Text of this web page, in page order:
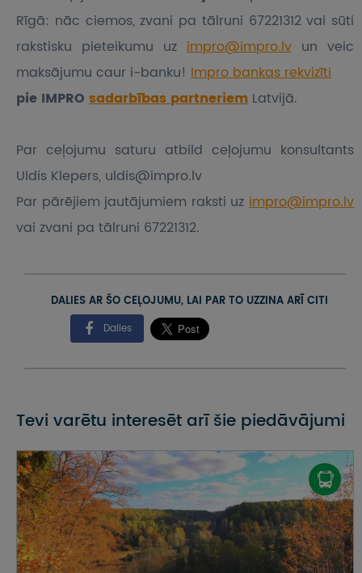
Rīgā: nāc ciemos, zvani pa tālruni 67221312 vai sūti
rakstisku pieteikumu uz impro@impro.lv un veic
maksājumu caur i-banku! Impro bankas rekvizīti
pie IMPRO sadarbības partneriem Latvijā.
Par ceļojumu saturu atbild ceļojumu konsultants
Uldis Klepers, uldis@impro.lv
Par pārējiem jautājumiem raksti uz impro@impro.lv
vai zvani pa tālruni 67221312.
DALIES AR ŠO CEĻOJUMU, LAI PAR TO UZZINA ARĪ CITI
Dalies
Tevi varētu interesēt arī šie piedāvājumi